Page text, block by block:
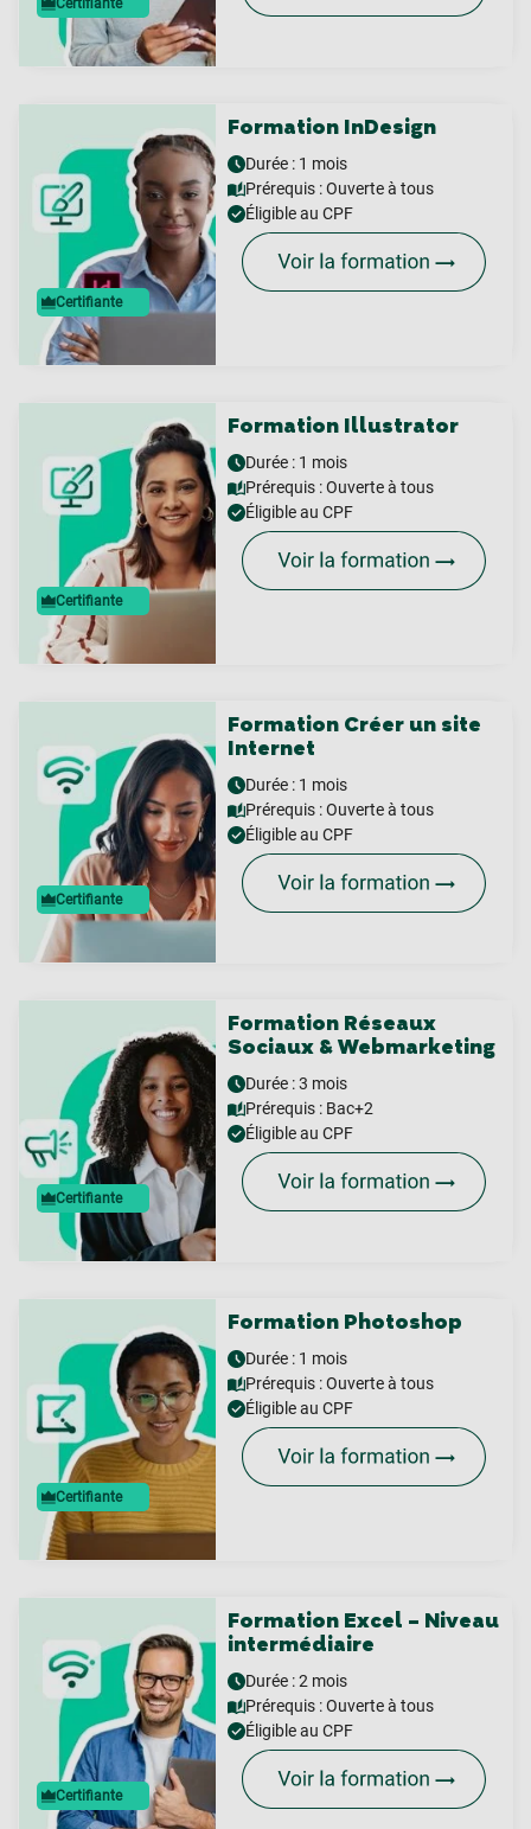
Certifiante
Formation InDesign
Durée : 1 mois
Prérequis :Ouverte à tous
Éligible au CPF
Certifiante
Formation Illustrator
Durée : 1 mois
Prérequis :Ouverte à tous
Éligible au CPF
Certifiante
Formation Créer un site
Internet
Durée : 1 mois
Prérequis :Ouverte à tous
Éligible au CPF
Certifiante
Formation Réseaux
Sociaux & Webmarketing
Durée : 3 mois
Prérequis : Bac+2
Éligible au CPF
Certifiante
Formation Photoshop
Durée : 1 mois
Prérequis :Ouverte à tous
Éligible au CPF
Certifiante
Formation Excel – Niveau
intermédiaire
Durée : 2 mois
Prérequis :Ouverte à tous
Éligible au CPF